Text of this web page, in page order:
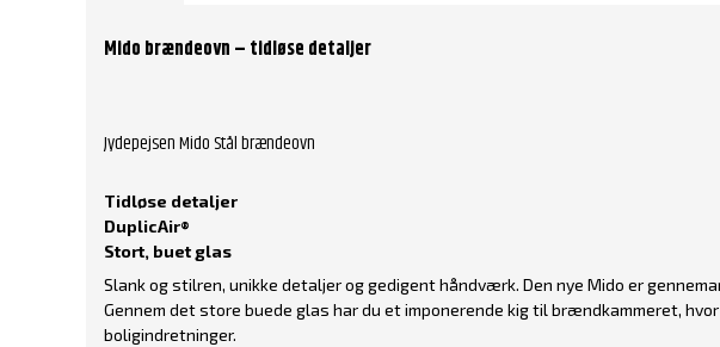
Mido brændeovn – tidløse detaljer
Jydepejsen Mido Stål brændeovn
Tidløse detaljer
DuplicAir®
Stort, buet glas
Slank og stilren, unikke detaljer og gedigent håndværk. Den nye Mido er
Gennem det store buede glas har du et imponerende kig til brændkammeret,
boligindretninger.